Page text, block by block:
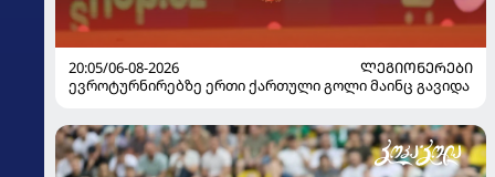
20:05/06-08-2026
ᲚᲔᲒᲘᲝᲜᲔᲠᲔᲑᲘ
ევროტურნირებზე ერთი ქართული გოლი მაინც გავიდა